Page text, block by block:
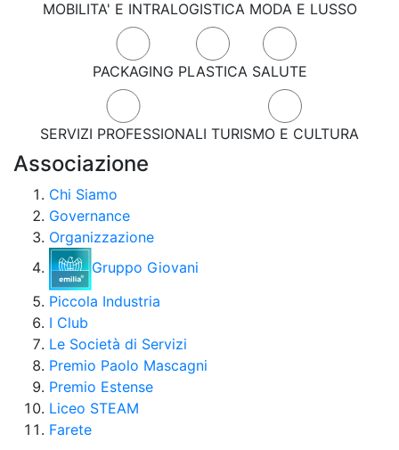
MOBILITA' E INTRALOGISTICA MODA E LUSSO
PACKAGING PLASTICA SALUTE
SERVIZI PROFESSIONALI TURISMO E CULTURA
Associazione
Chi Siamo
Governance
Organizzazione
Gruppo Giovani
Piccola Industria
I Club
Le Società di Servizi
Premio Paolo Mascagni
Premio Estense
Liceo STEAM
Farete